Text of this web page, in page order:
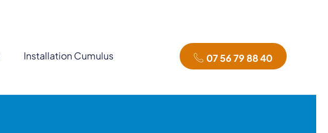
Installation Cumulus 07 56 79 88 40